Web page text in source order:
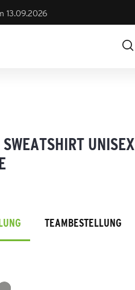
13.09.2026
UNISEX
TEAMBESTELLUNG